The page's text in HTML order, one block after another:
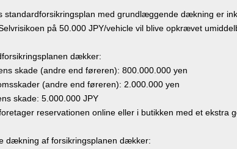
standardforsikringsplan med grundlæggende dækning er
på 50.000 JPY/vehicle vil blive opkrævet
dækker:
skade (andre end føreren): 800.000.000 yen
(andre end føreren): 2.000.000 yen
skade: 5.000.000 JPY
foretager reservationen online eller i butikken med et ekstra
dækning af forsikringsplanen dækker: